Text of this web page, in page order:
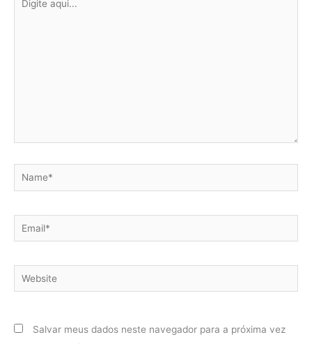
aqui...
Name*
Email*
Website
Salvar meus dados neste navegador para a próxima vez